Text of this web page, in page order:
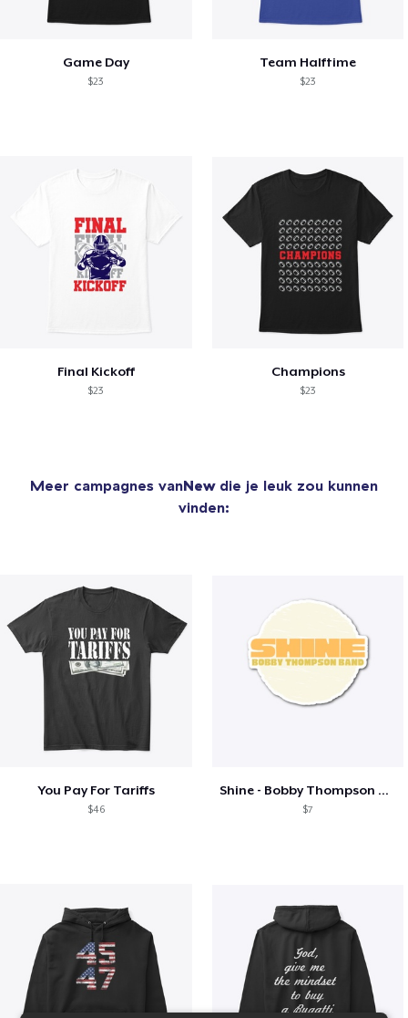
Game Day
$23
Team Halftime
$23
Final Kickoff
$23
Champions
$23
Meer campagnes vanNewdie je leuk zou kunnen
vinden:
You Pay For Tariffs
$46
Shine - Bobby Thompson Band Merch
$7